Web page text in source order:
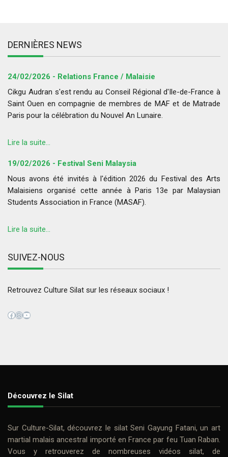
DERNIÈRES NEWS
24/02/2026 - Relations France / Malaisie
Cikgu Audran s'est rendu au Conseil Régional d'Ile-de-France à
Saint Ouen en compagnie de membres de MAF et de Matrade
Paris pour la célébration du Nouvel An Lunaire.
Lire la suite...
19/02/2026 - Festival Seni Malaysia
Nous avons été invités à l'édition 2026 du Festival des Arts
Malaisiens organisé cette année à Paris 13e par Malaysian
Students Association in France (MASAF).
Lire la suite...
SUIVEZ-NOUS
Retrouvez Culture Silat sur les réseaux sociaux !
Facebook
Instagram
YouTube
Découvrez le Silat
Sur Culture-Silat, découvrez le silat Seni Gayung Fatani, un art
martial malais ancestral importé en France par feu Tuan Raban.
Vous y retrouverez de nombreuses vidéos silat, de